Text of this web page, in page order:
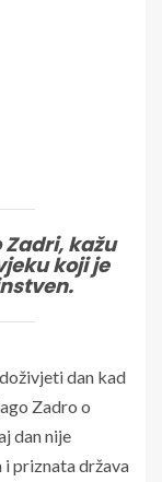
kažu
koji je
dan kad
Zadro o
dan nije
i priznata država